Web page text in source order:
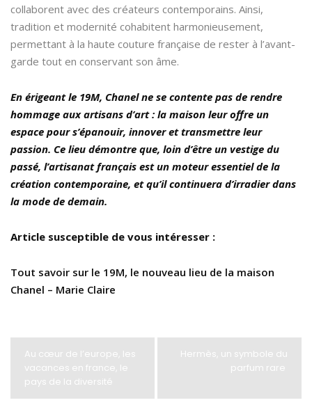
collaborent avec des créateurs contemporains. Ainsi,
tradition et modernité cohabitent harmonieusement,
permettant à la haute couture française de rester à l’avant-
garde tout en conservant son âme.
En érigeant le 19M, Chanel ne se contente pas de rendre
hommage aux artisans d’art : la maison leur offre un
espace pour s’épanouir, innover et transmettre leur
passion. Ce lieu démontre que, loin d’être un vestige du
passé, l’artisanat français est un moteur essentiel de la
création contemporaine, et qu’il continuera d’irradier dans
la mode de demain.
Article susceptible de vous intéresser :
Tout savoir sur le 19M, le nouveau lieu de la maison
Chanel – Marie Claire
Au cœur de l’europe, les
vacances en france, le
pays de la diversité
Hermès, un symbole du
parfum rare